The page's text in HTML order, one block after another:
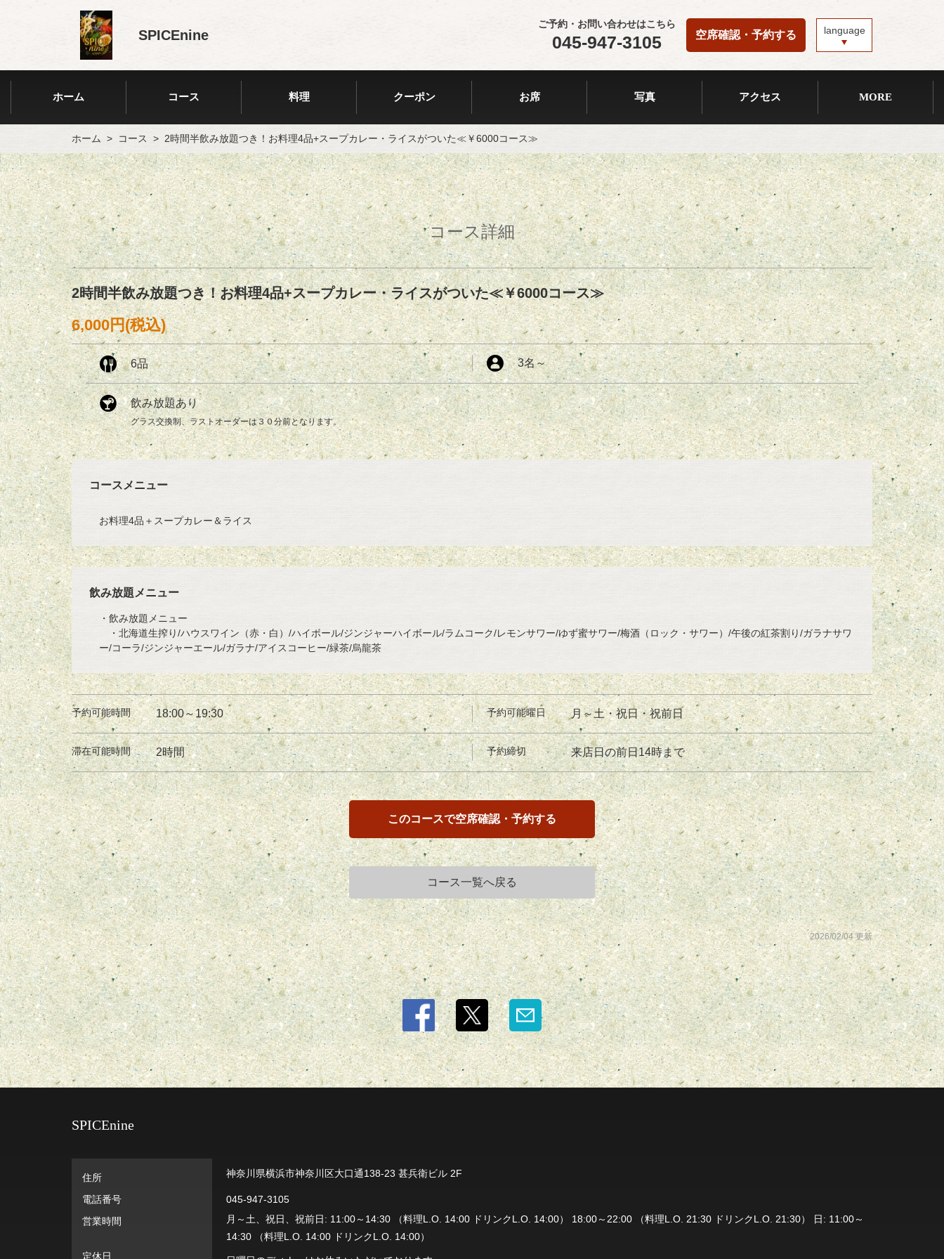
SPICEnine
ご予約・お問い合わせはこちら
045-947-3105 空席確認・予約する language
ホーム コース 料理 クーポン お席 写真 アクセス MORE
ホーム コース 2時間半飲み放題つき！お料理4品+スープカレー・ライスがついた≪￥6000コース≫
コース詳細
2時間半飲み放題つき！お料理4品+スープカレー・ライスがついた≪￥6000コース≫
6,000円(税込)
6品 3名～
飲み放題あり
グラス交換制、ラストオーダーは３０分前となります。
コースメニュー
お料理4品＋スープカレー＆ライス
飲み放題メニュー
・飲み放題メニュー
・北海道生搾り/ハウスワイン（赤・白）/ハイボール/ジンジャーハイボール/ラムコーク/レモンサワー/ゆず蜜サワー/梅酒（ロック・サワー）/午後の紅茶割り/ガラナサワ
ー/コーラ/ジンジャーエール/ガラナ/アイスコーヒー/緑茶/烏龍茶
予約可能時間 18:00～19:30 予約可能曜日 月～土・祝日・祝前日
滞在可能時間 2時間 予約締切 来店日の前日14時まで
このコースで空席確認・予約する
コース一覧へ戻る
2026/02/04 更新
SPICEnine
住所 神奈川県横浜市神奈川区大口通138-23 甚兵衛ビル 2F
電話番号
045-947-3105
営業時間
月～土、祝日、祝前日: 11:00～14:30 （料理L.O. 14:00 ドリンクL.O. 14:00） 18:00～22:00 （料理L.O. 21:30 ドリンクL.O. 21:30） 日: 11:00～
14:30 （料理L.O. 14:00 ドリンクL.O. 14:00）
定休日